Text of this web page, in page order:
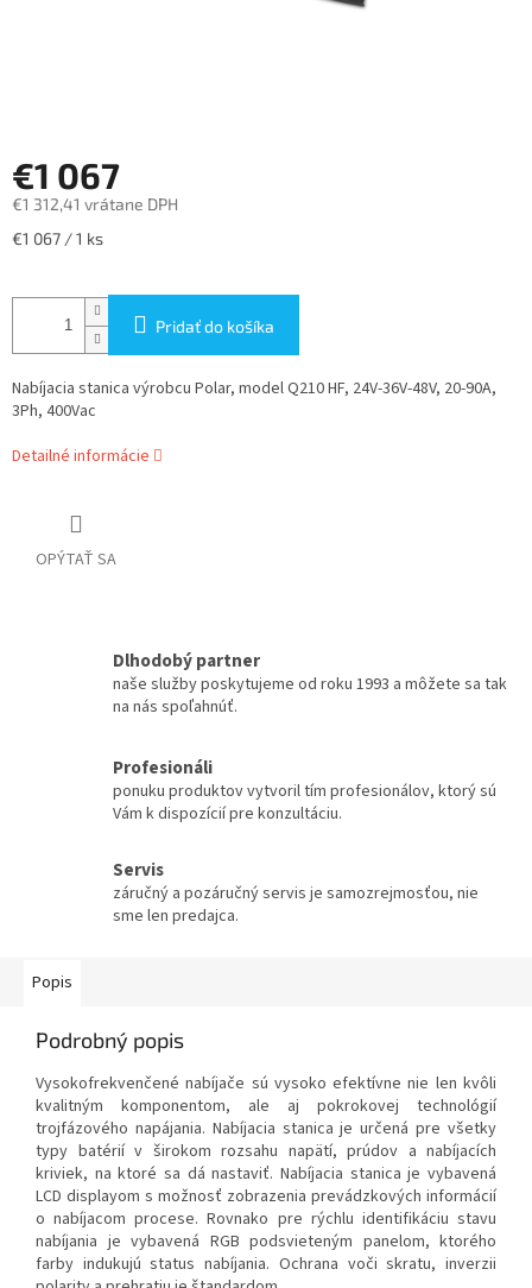
€1 067
€1 312,41 vrátane DPH
Jednotková
€1 067 / 1 ks
Pridať do košíka
Nabíjacia stanica výrobcu Polar, model Q210 HF, 24V-36V-48V, 20-90A,
3Ph, 400Vac
Detailné informácie
OPÝTAŤ SA
Dlhodobý partner
naše služby poskytujeme od roku 1993 a môžete sa tak
na nás spoľahnúť.
Profesionáli
ponuku produktov vytvoril tím profesionálov, ktorý sú
Vám k dispozícií pre konzultáciu.
Servis
záručný a pozáručný servis je samozrejmosťou, nie
sme len predajca.
Popis
Podrobný popis
Vysokofrekvenčené nabíjače sú vysoko efektívne nie len kvôli
kvalitným komponentom, ale aj pokrokovej technológií
trojfázového napájania. Nabíjacia stanica je určená pre všetky
typy batérií v širokom rozsahu napätí, prúdov a nabíjacích
kriviek, na ktoré sa dá nastaviť. Nabíjacia stanica je vybavená
LCD displayom s možnosť zobrazenia prevádzkových informácií
o nabíjacom procese. Rovnako pre rýchlu identifikáciu stavu
nabíjania je vybavená RGB podsvieteným panelom, ktorého
farby indukujú status nabíjania. Ochrana voči skratu, inverzii